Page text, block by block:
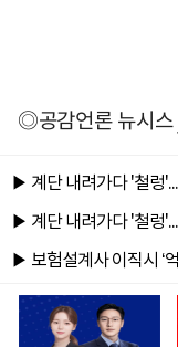
◎공감언론 뉴시스